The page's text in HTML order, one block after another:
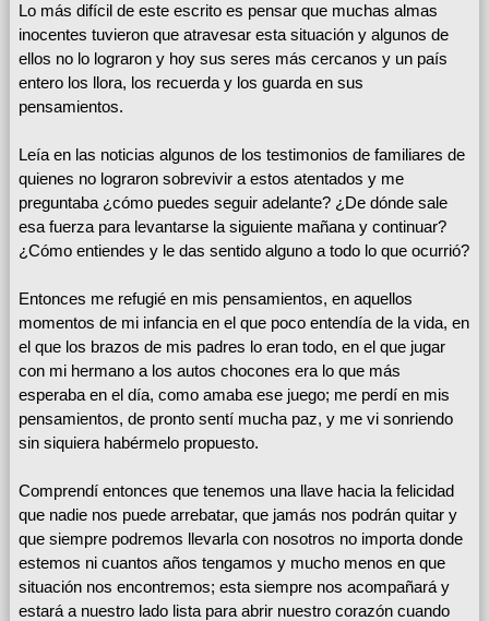
Lo más difícil de este escrito es pensar que muchas almas
inocentes tuvieron que atravesar esta situación y algunos de
ellos no lo lograron y hoy sus seres más cercanos y un país
entero los llora, los recuerda y los guarda en sus
pensamientos.
Leía en las noticias algunos de los testimonios de familiares de
quienes no lograron sobrevivir a estos atentados y me
preguntaba ¿cómo puedes seguir adelante? ¿De dónde sale
esa fuerza para levantarse la siguiente mañana y continuar?
¿Cómo entiendes y le das sentido alguno a todo lo que ocurrió?
Entonces me refugié en mis pensamientos, en aquellos
momentos de mi infancia en el que poco entendía de la vida, en
el que los brazos de mis padres lo eran todo, en el que jugar
con mi hermano a los autos chocones era lo que más
esperaba en el día, como amaba ese juego; me perdí en mis
pensamientos, de pronto sentí mucha paz, y me vi sonriendo
sin siquiera habérmelo propuesto.
Comprendí entonces que tenemos una llave hacia la felicidad
que nadie nos puede arrebatar, que jamás nos podrán quitar y
que siempre podremos llevarla con nosotros no importa donde
estemos ni cuantos años tengamos y mucho menos en que
situación nos encontremos; esta siempre nos acompañará y
estará a nuestro lado lista para abrir nuestro corazón cuando